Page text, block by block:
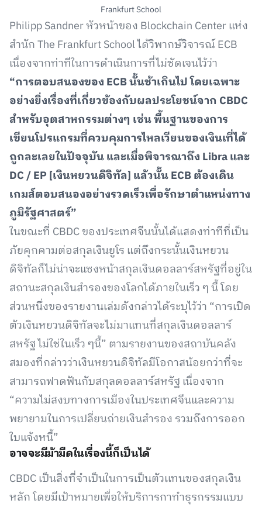
Frankfurt School
Philipp Sandner หัวหน้าของ Blockchain Center แห่ง
สำนัก The Frankfurt School ได้วิพากษ์วิจารณ์ ECB
เนื่องจากท่าทีในการดำเนินการที่ไม่ชัดเจนไว้ว่า
“การตอบสนองของ ECB นั้นช้าเกินไป โดยเฉพาะ
อย่างยิ่งเรื่องที่เกี่ยวข้องกับผลประโยชน์จาก CBDC
สำหรับอุตสาหกรรมต่างๆ เช่น พื้นฐานของการ
เขียนโปรแกรมที่ควบคุมการไหลเวียนของเงินเที่ได้
ถูกละเลยในปัจจุบัน และเมื่อพิจารณาถึง Libra และ
DC / EP [เงินหยวนดิจิทัล] แล้วนั้น ECB ต้องเดิน
เกมส์ตอบสนองอย่างรวดเร็วเพื่อรักษาตำแหน่งทาง
ภูมิรัฐศาสตร์”
ในขณะที่ CBDC ของประเทศจีนนั้นได้แสดงท่าทีที่เป็น
ภัยคุกคามต่อสกุลเงินยูโร แต่ถึงกระนั้นเงินหยวน
ดิจิทัลก็ไม่น่าจะแซงหน้าสกุลเงินดอลลาร์สหรัฐที่อยู่ใน
สถานะสกุลเงินสำรองของโลกได้ภายในเร็ว ๆ นี้ โดย
ส่วนหนึ่งของรายงานเล่มดังกล่าวได้ระบุไว้ว่า “การเปิด
ตัวเงินหยวนดิจิทัลจะไม่มาแทนที่สกุลเงินดอลลาร์
สหรัฐ ไม่ใช่ในเร็ว ๆนี้” ตามรายงานของสถาบันคลัง
สมองที่กล่าวว่าเงินหยวนดิจิทัลมีโอกาสน้อยกว่าที่จะ
สามารถฟาดฟันกับสกุลดอลลาร์สหรัฐ เนื่องจาก
“ความไม่สงบทางการเมืองในประเทศจีนและความ
พยายามในการเปลี่ยนถ่ายเงินสำรอง รวมถึงการออก
ใบแจ้งหนี้”
อาจจะมีม้ามืดในเรื่องนี้ก็เป็นได้
CBDC เป็นสิ่งที่จำเป็นในการเป็นตัวเเทนของสกุลเงิน
หลัก โดยมีเป้าหมายเพื่อให้บริการกาทำธุรกรรมแบบ